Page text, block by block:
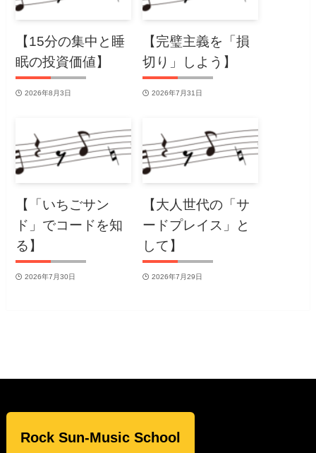
【15分の集中と睡
眠の投資価値】
2026年8月3日
【完璧主義を「損
切り」しよう】
2026年7月31日
【「いちごサン
ド」でコードを知
る】
2026年7月30日
【大人世代の「サ
ードプレイス」と
して】
2026年7月29日
Rock Sun-Music School